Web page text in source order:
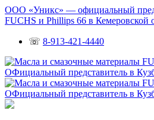
ООО «Уникс» — официальный
FUCHS и Phillips 66 в Кемеровской
☏ 8-913-421-4440